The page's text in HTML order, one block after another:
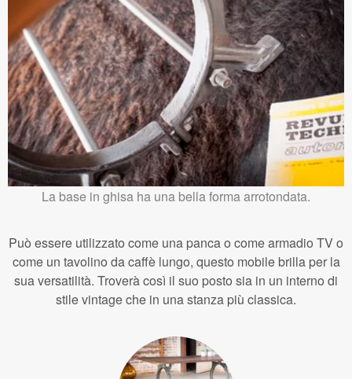
La base in ghisa ha una bella forma arrotondata.
Può essere utilizzato come una panca o come armadio TV o
come un tavolino da caffè lungo, questo mobile brilla per la
sua versatilità. Troverà così il suo posto sia in un interno di
stile vintage che in una stanza più classica.